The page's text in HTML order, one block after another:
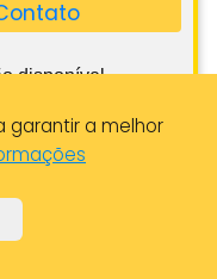
disponível
Mós
007
garantir a melhor